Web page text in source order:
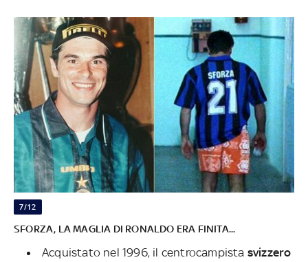
7/12
SFORZA, LA MAGLIA DI RONALDO ERA FINITA...
Acquistato nel 1996, il centrocampista svizzero